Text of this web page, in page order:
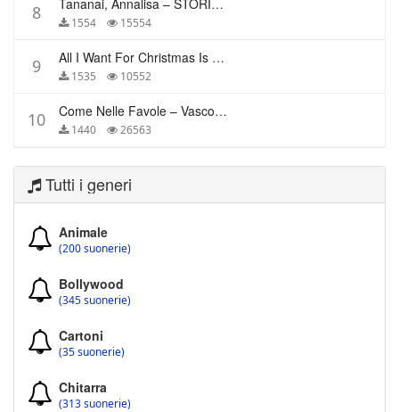
8 Tananai, Annalisa – STORIE BREVI
1554 15554
9 All I Want For Christmas Is You – Mariah Carey
1535 10552
10 Come Nelle Favole – Vasco Rossi
1440 26563
Tutti i generi
Animale
(200 suonerie)
Bollywood
(345 suonerie)
Cartoni
(35 suonerie)
Chitarra
(313 suonerie)